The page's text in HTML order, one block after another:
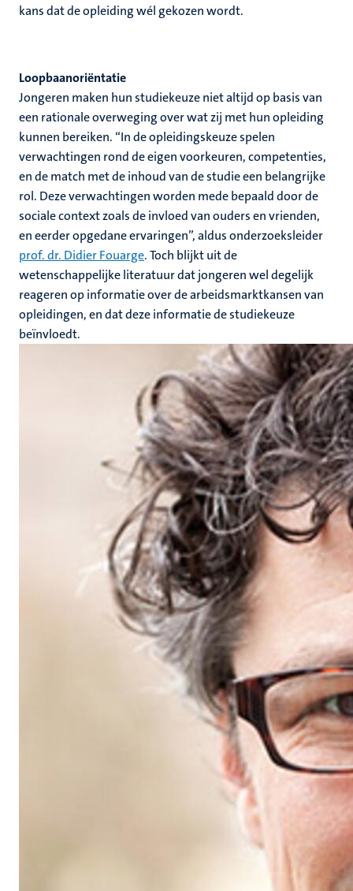
kans dat de opleiding wél gekozen wordt.
Loopbaanoriëntatie
Jongeren maken hun studiekeuze niet altijd op basis van
een rationale overweging over wat zij met hun opleiding
kunnen bereiken. “In de opleidingskeuze spelen
verwachtingen rond de eigen voorkeuren, competenties,
en de match met de inhoud van de studie een belangrijke
rol. Deze verwachtingen worden mede bepaald door de
sociale context zoals de invloed van ouders en vrienden,
en eerder opgedane ervaringen”, aldus onderzoeksleider
prof. dr. Didier Fouarge. Toch blijkt uit de
wetenschappelijke literatuur dat jongeren wel degelijk
reageren op informatie over de arbeidsmarktkansen van
opleidingen, en dat deze informatie de studiekeuze
beïnvloedt.